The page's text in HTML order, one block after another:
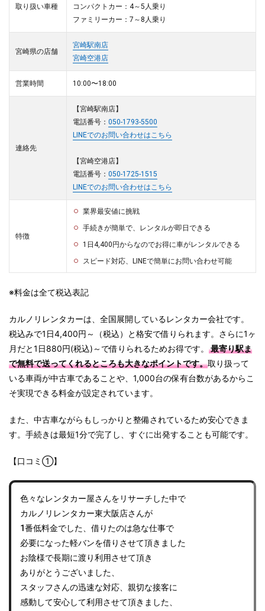
取り扱い車種
コンパクトカー：4～5人乗り
ファミリーカー：7～8人乗り
宮崎県の店舗
宮崎駅南店
宮崎空港店
営業時間 10:00〜18:00
連絡先
【宮崎駅南店】
電話番号： 050-1793-5500
LINEでのお問い合わせはこちら
【宮崎空港店】
電話番号： 050-1725-1515
LINEでのお問い合わせはこちら
特徴
業界最安値に挑戦
手続きが簡単で、レンタルが即日できる
1日4,400円からなのでお得に車がレンタルできる
スピード対応、LINEで簡単にお問い合わせ可能
※料金は全て税込表記
カルノリレンタカーは、全国展開しているレンタカー会社です。
税込みで1日4,400円～（税込）と格安で借りられます。さらに1ヶ
月だと1日880円(税込)～で借りられるためお得です。 最寄り駅ま
で無料で送ってくれるところも大きなポイントです。取り扱って
いる車両が中古車であることや、1,000台の保有台数があるからこ
そ実現できる料金が設定されています。
また、中古車ながらもしっかりと整備されているため安心できま
す。手続きは最短1分で完了し、すぐに出発することも可能です。
【口コミ①】
色々なレンタカー屋さんをリサーチした中で
カルノリレンタカー東大阪店さんが
1番低料金でした、借りたのは急な仕事で
必要になった軽バンを借りさせて頂きました
お陰様で長期に渡り利用させて頂き
ありがとうございました、
スタッフさんの迅速な対応、親切な接客に
感動して安心して利用させて頂きました、